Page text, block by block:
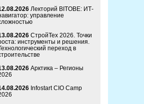
Лекторий BITOBE: ИТ-
управление
СтройТех 2026. Точки
инструменты и решения.
переход в
Арктика – Регионы
Infostart CIO Camp